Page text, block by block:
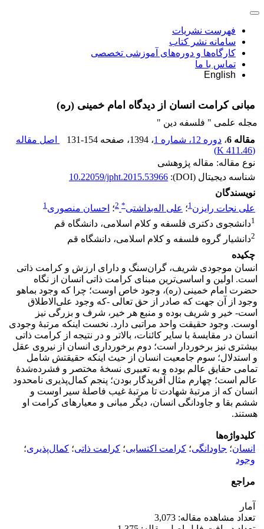
فهرست نشریات
سامانه نشر کتاب
کارگاه‌ها و دوره‌های آموزشی تخصصی
تماس با ما
English
مبانی کرامت انسان از دیدگاه امام خمینی (ره)
مجله علمی " فلسفه دین "
مقاله 6
، دوره 12، شماره 1 ، 1394 ، صفحه 131-154
اصل مقاله
(
411.46 K
)
نوع مقاله: مقاله پژوهشی
شناسه دیجیتال (DOI):
10.22059/jpht.2015.53966
نویسندگان
علی نجات رایزن1؛ علی اله‌بداشتی*
2؛ احسان منصوری1
1دانشجوی دکتری فلسفه و کلام اسلامی، دانشگاه قم
2دانشیار گروه فلسفه و کلام اسلامی، دانشگاه قم
چکیده
انسان موجودی شریف، گران‌سنگ و دارای ارزش و کرامت ذاتی
است. اولین و اساسی‌ترین مبنای کرامت ذاتی انسان از نگاه
حضرت امام خمینی (ره)، وجود خاص اوست؛ چرا که وجود بماهو
وجود از آن جهت که صادر از حق تعالی -که وجود علی‌الاطلاق
است- خیر و شریف بوده و منبع هر خیر، شرف و بزرگی نیز
اوست. وجود حقیقت واحد مراتبی دارد. نخست اینکه مرتبۀ وجودی
انسان در مقایسۀ با سایر کائنات، بالاتر و در نتیجه از کرامت ذاتی
بیشتری نیز برخوردار است؛ دوم برخورداری انسان از نیروی عقل
و استدلال؛ سوم جامعیت انسان از حیث اینکه حقیقتش شامل
تمامی حقایق عالم بوده و به تعبیری نسخۀ مختصر و فشرده‌شدۀ
عالم است؛ چهارم مثال آفریدگار بودن؛ پنجم کمال‌پذیری نامحدود
انسان که از مرتبۀ شهادت تا مرتبۀ غیب فاصلۀ سیر اوست و
ششم بقا و جاودانگی انسان، دیگر مبانی و معیارهای کرامت او
هستند.
کلیدواژه‌ها
انسان؛ جاودانگی؛ کرامت اکتسابی؛ کرامت ذاتی؛ کمال‌پذیری؛
وجود
مراجع
آمار
تعداد مشاهده مقاله: 3,073